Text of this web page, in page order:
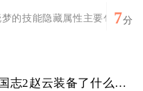
的技能隐藏属性主要包含叠
7分
少年三国志2赵云装备了什么宝物